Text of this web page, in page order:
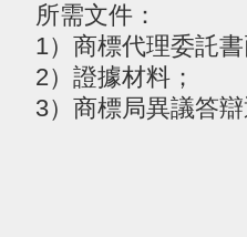
所需文件：
1）商標代理委託
2）證據材料；
3）商標局異議答辯